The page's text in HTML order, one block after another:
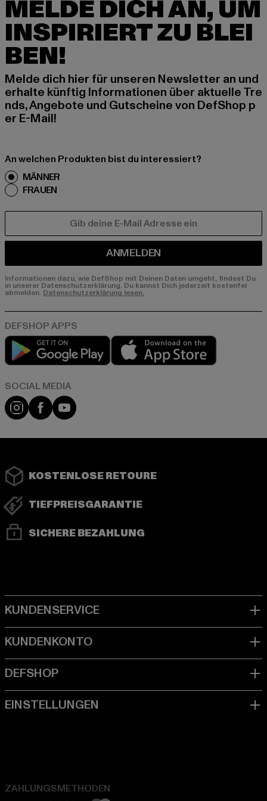
MELDE DICH AN, UM
INSPIRIERT ZU BLEI
BEN!
Melde dich hier für unseren Newsletter an und
erhalte künftig Informationen über aktuelle Tre
nds, Angebote und Gutscheine von DefShop p
er E-Mail!
An welchen Produkten bist du interessiert?
MÄNNER
FRAUEN
ANMELDEN
Informationen dazu, wie DefShop mit Deinen Daten umgeht, findest Du
in unserer Datenschutzerklärung. Du kannst Dich jederzeit kostenfei
abmelden. Datenschutzerklärung lesen.
Play market
Instagram
FacebookYouTube
KOSTENLOSE RETOURE
TIEFPREISGARANTIE
SICHERE BEZAHLUNG
ZAHLUNGSMETHODEN